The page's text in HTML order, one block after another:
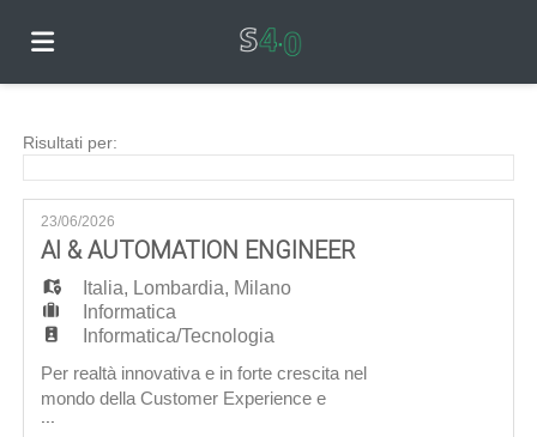
Offerte
di
lavoro
Carica
il
Login
Risultati per:
23/06/2026
AI & AUTOMATION ENGINEER
Italia, Lombardia, Milano
Informatica
Informatica/Tecnologia
Per realtà innovativa e in forte crescita nel
mondo della Customer Experience e
dell'automazione, ricerchiamo due AI &